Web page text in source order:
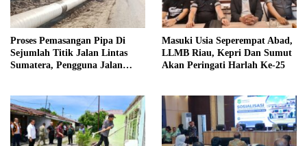
Proses Pemasangan Pipa Di
Sejumlah Titik Jalan Lintas
Sumatera, Pengguna Jalan
Masuki Usia Seperempat Abad,
LLMB Riau, Kepri Dan Sumut
Akan Peringati Harlah Ke-25